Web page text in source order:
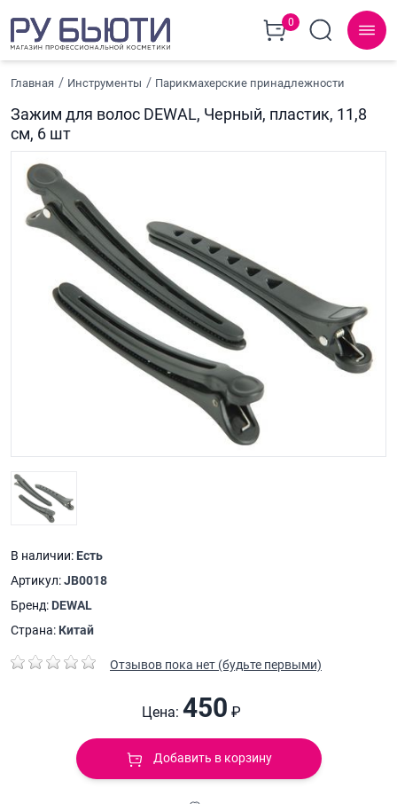
0
Главная Инструменты Парикмахерские принадлежности
Зажим для волос DEWAL, Черный, пластик, 11,8
см, 6 шт
В наличии: Есть
Артикул:JB0018
Бренд: DEWAL
Страна: Китай
Отзывов пока нет (будьте первыми)
Цена: 450 ₽
Добавить в корзину